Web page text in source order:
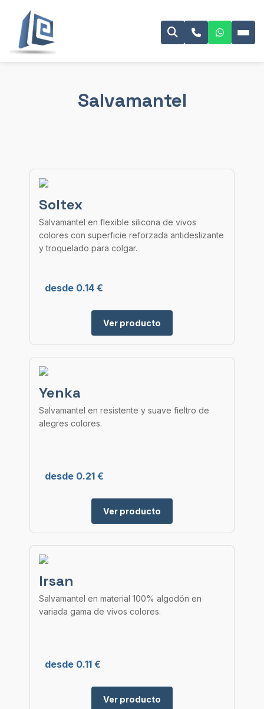
Salvamantel
Soltex
Salvamantel en flexible silicona de vivos
colores con superficie reforzada antideslizante
y troquelado para colgar.
desde 0.14 €
Ver producto
Yenka
Salvamantel en resistente y suave fieltro de
alegres colores.
desde 0.21 €
Ver producto
Irsan
Salvamantel en material 100% algodón en
variada gama de vivos colores.
desde 0.11 €
Ver producto